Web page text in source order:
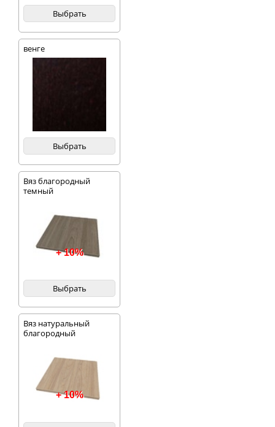
Выбрать
венге
Выбрать
Вяз благородный
темный
+ 10%
Выбрать
Вяз натуральный
благородный
+ 10%